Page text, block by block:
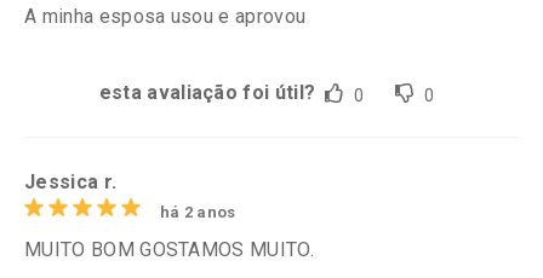
A minha esposa usou e aprovou
esta avaliação foi útil? 0 0
Jessica r.
há 2 anos
MUITO BOM GOSTAMOS MUITO.